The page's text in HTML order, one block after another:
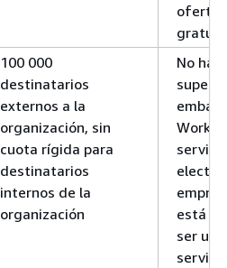
oferta
100 000
destinatarios
externos a la
organización, sin
cuota rígida para
destinatarios
internos de la
organización
No
está
ser